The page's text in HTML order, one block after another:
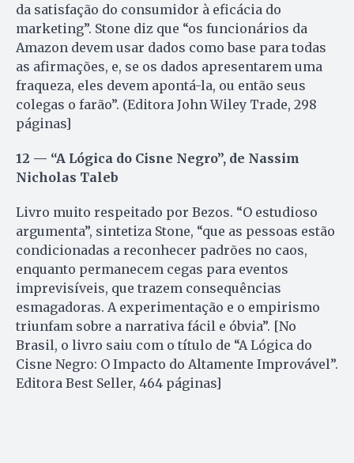
da satisfação do consumidor à eficácia do
marketing”. Stone diz que “os funcionários da
Amazon devem usar dados como base para todas
as afirmações, e, se os dados apresentarem uma
fraqueza, eles devem apontá-la, ou então seus
colegas o farão”. (Editora John Wiley Trade, 298
páginas]
12 — “A Lógica do Cisne Negro”, de Nassim
Nicholas Taleb
Livro muito respeitado por Bezos. “O estudioso
argumenta”, sintetiza Stone, “que as pessoas estão
condicionadas a reconhecer padrões no caos,
enquanto permanecem cegas para eventos
imprevisíveis, que trazem consequências
esmagadoras. A experimentação e o empirismo
triunfam sobre a narrativa fácil e óbvia”. [No
Brasil, o livro saiu com o título de “A Lógica do
Cisne Negro: O Impacto do Altamente Improvável”.
Editora Best Seller, 464 páginas]